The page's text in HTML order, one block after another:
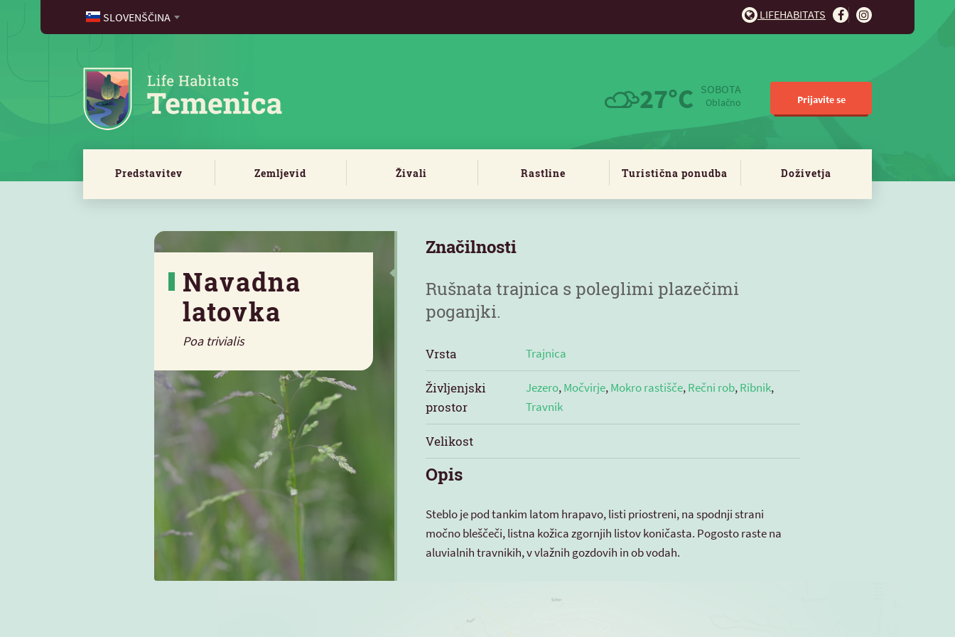
SLOVENŠČINA LIFEHABITATS
27°C SOBOTA
Oblačno Prijavite se
Predstavitev Zemljevid Živali Rastline Turistična ponudba Doživetja
Navadna
latovka
Poa trivialis
Značilnosti
Rušnata trajnica s poleglimi plazečimi
poganjki.
Vrsta Trajnica
Življenjski
prostor
Jezero,Močvirje,Mokro rastišče,Rečni rob,Ribnik,
Travnik
Velikost
Opis
Steblo je pod tankim latom hrapavo, listi priostreni, na spodnji strani
močno bleščeči, listna kožica zgornjih listov koničasta. Pogosto raste na
aluvialnih travnikih, v vlažnih gozdovih in ob vodah.